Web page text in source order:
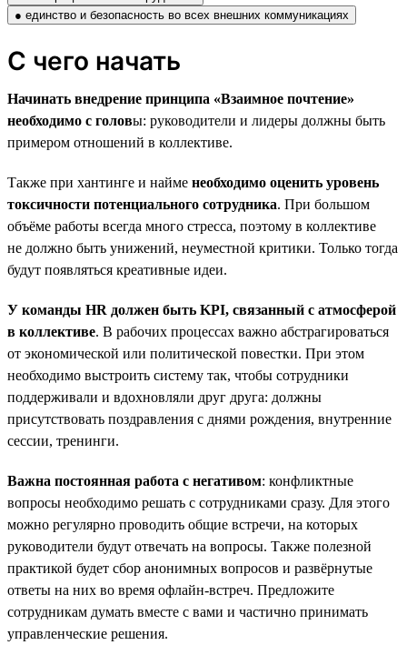
● единство и безопасность во всех внешних коммуникациях
С чего начать
Начинать внедрение принципа «Взаимное почтение»
необходимо с головы: руководители и лидеры должны быть
примером отношений в коллективе.
Также при хантинге и найме необходимо оценить уровень
токсичности потенциального сотрудника. При большом
объёме работы всегда много стресса, поэтому в коллективе
не должно быть унижений, неуместной критики. Только тогда
будут появляться креативные идеи.
У команды HR должен быть KPI, связанный с атмосферой
в коллективе. В рабочих процессах важно абстрагироваться
от экономической или политической повестки. При этом
необходимо выстроить систему так, чтобы сотрудники
поддерживали и вдохновляли друг друга: должны
присутствовать поздравления с днями рождения, внутренние
сессии, тренинги.
Важна постоянная работа с негативом: конфликтные
вопросы необходимо решать с сотрудниками сразу. Для этого
можно регулярно проводить общие встречи, на которых
руководители будут отвечать на вопросы. Также полезной
практикой будет сбор анонимных вопросов и развёрнутые
ответы на них во время офлайн-встреч. Предложите
сотрудникам думать вместе с вами и частично принимать
управленческие решения.